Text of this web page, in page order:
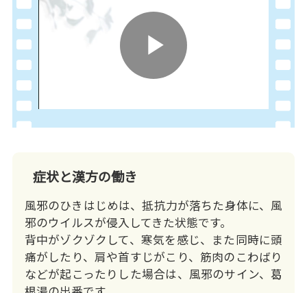
Play
症状と漢方の働き
風邪のひきはじめは、抵抗力が落ちた身体に、風
邪のウイルスが侵入してきた状態です。
背中がゾクゾクして、寒気を感じ、また同時に頭
痛がしたり、肩や首すじがこり、筋肉のこわばり
などが起こったりした場合は、風邪のサイン、葛